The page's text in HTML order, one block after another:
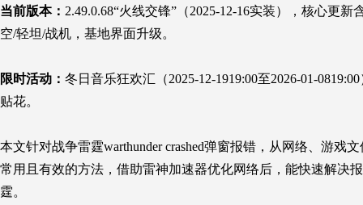
当前版本： 2.49.0.68“火线交锋”（2025-12-16实装），核心更
空/轻坦/战机，基地界面升级。
限时活动： 冬日音乐狂欢汇（2025-12-1919:00至2026-01-
贴花。
本文针对战争雷霆warthunder crashed弹窗报错，从网络、游戏
常用且有效的方法，借助雷神加速器优化网络后，能快速解决
霆。